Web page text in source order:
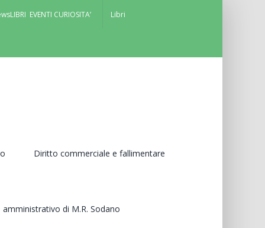
LIBRI EVENTI CURIOSITA’ Libri
Diritto commerciale e fallimentare
di M.R. Sodano